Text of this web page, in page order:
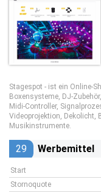
Stagespot - ist ein Online-
Boxensysteme, DJ-
Midi-Controller,
Videoprojektion, Dekolicht,
Musikinstrumente.
29 Werbemittel
Start
Stornoquote